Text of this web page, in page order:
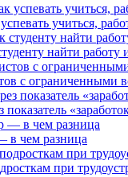
учиться,
найти работу
с ограниченными
в чем разница
при